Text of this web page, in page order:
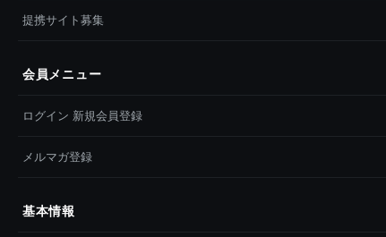
提携サイト募集
会員メニュー
ログイン 新規会員登録
メルマガ登録
基本情報